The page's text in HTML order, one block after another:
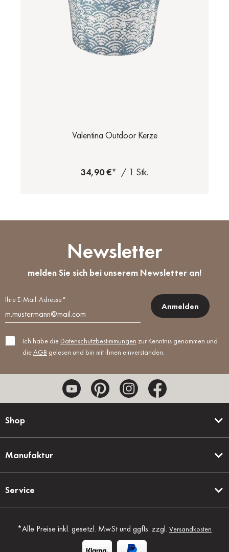
Valentina Outdoor Kerze
34,90 €* / 1 Stk.
Newsletter
melden Sie sich bei unserem Newsletter an!
Ihre E-Mail-Adresse*
Anmelden
Ich habe die Datenschutzbestimmungen zur Kenntnis genommen und
dieAGB gelesen und bin mit ihnen einverstanden.
Shop
Manufaktur
Service
*Alle Preise inkl. gesetzl. MwSt und ggfls. zzgl. Versandkosten